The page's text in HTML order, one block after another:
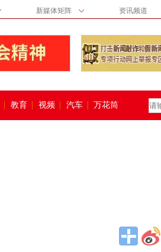
新媒体矩阵 资讯频道
教育 视频 汽车 万花筒